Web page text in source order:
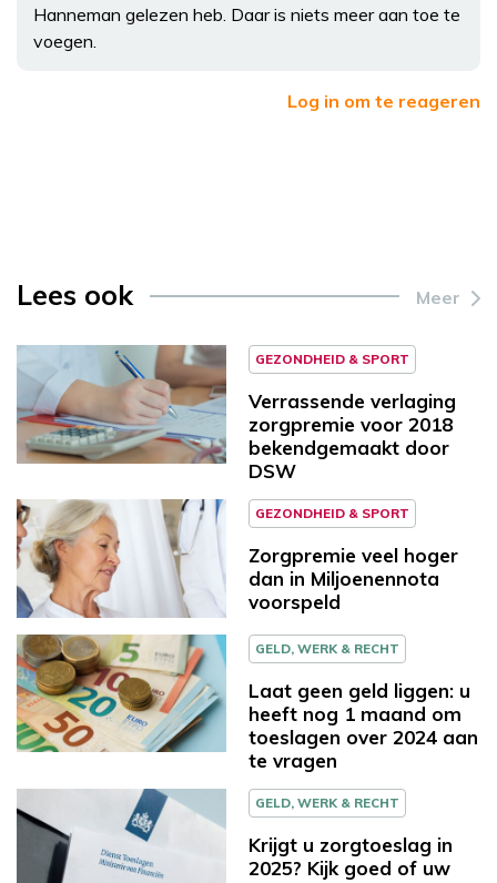
Hanneman gelezen heb. Daar is niets meer aan toe te
voegen.
Log in om te reageren
Lees ook Meer
GEZONDHEID & SPORT
Verrassende verlaging
zorgpremie voor 2018
bekendgemaakt door
DSW
GEZONDHEID & SPORT
Zorgpremie veel hoger
dan in Miljoenennota
voorspeld
GELD, WERK & RECHT
Laat geen geld liggen: u
heeft nog 1 maand om
toeslagen over 2024 aan
te vragen
GELD, WERK & RECHT
Krijgt u zorgtoeslag in
2025? Kijk goed of uw